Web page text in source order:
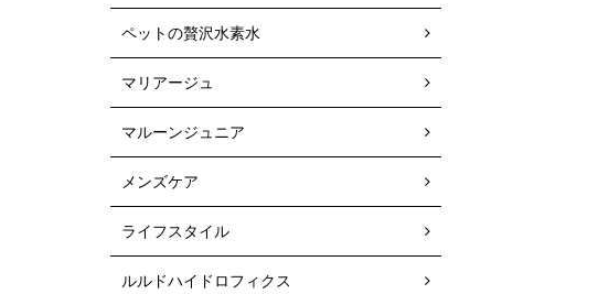
ペットの贅沢水素水
マリアージュ
マルーンジュニア
メンズケア
ライフスタイル
ルルドハイドロフィクス